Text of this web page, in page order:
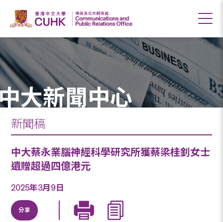
大新聞中心
新聞稿
中大蔡永業腦神經科學研究所獲蔡梁桂釗女士
遺贈超過四億港元
2025年3月9日
分享